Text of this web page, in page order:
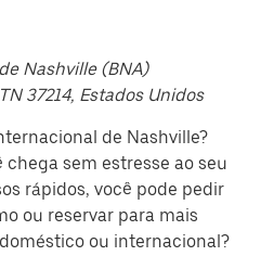
Nashville (BNA)
37214, Estados Unidos
de Nashville?
chega sem estresse ao seu
rápidos, você pode pedir
ou reservar para mais
ou internacional?